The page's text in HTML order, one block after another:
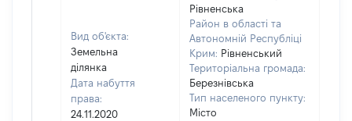
Вид об'єкта:
Земельна
ділянка
Дата набуття
права:
24.11.2020
Рівненська
Район в області та
Автономній Республіці
Крим: Рівненський
Територіальна громада:
Березнівська
Тип населеного пункту:
Місто